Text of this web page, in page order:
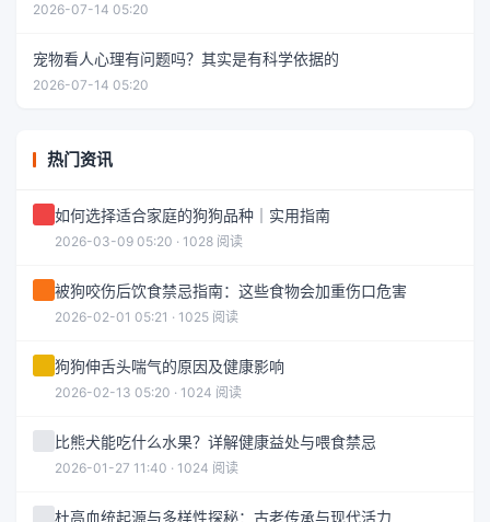
2026-07-14 05:20
宠物看人心理有问题吗？其实是有科学依据的
2026-07-14 05:20
热门资讯
如何选择适合家庭的狗狗品种｜实用指南
2026-03-09 05:20 · 1028 阅读
被狗咬伤后饮食禁忌指南：这些食物会加重伤口危害
2026-02-01 05:21 · 1025 阅读
狗狗伸舌头喘气的原因及健康影响
2026-02-13 05:20 · 1024 阅读
比熊犬能吃什么水果？详解健康益处与喂食禁忌
2026-01-27 11:40 · 1024 阅读
杜高血统起源与多样性探秘：古老传承与现代活力